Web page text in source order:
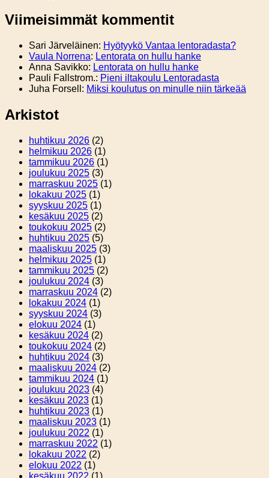
Viimeisimmät kommentit
Sari Järveläinen: Hyötyykö Vantaa lentoradasta?
Vaula Norrena: Lentorata on hullu hanke
Anna Savikko: Lentorata on hullu hanke
Pauli Fallstrom.: Pieni iltakoulu Lentoradasta
Juha Forsell : Miksi koulutus on minulle niin tärkeää
Arkistot
huhtikuu 2026 (2)
helmikuu 2026 (1)
tammikuu 2026 (1)
joulukuu 2025 (3)
marraskuu 2025 (1)
lokakuu 2025 (1)
syyskuu 2025 (1)
kesäkuu 2025 (2)
toukokuu 2025 (2)
huhtikuu 2025 (5)
maaliskuu 2025 (3)
helmikuu 2025 (1)
tammikuu 2025 (2)
joulukuu 2024 (3)
marraskuu 2024 (2)
lokakuu 2024 (1)
syyskuu 2024 (3)
elokuu 2024 (1)
kesäkuu 2024 (2)
toukokuu 2024 (2)
huhtikuu 2024 (3)
maaliskuu 2024 (2)
tammikuu 2024 (1)
joulukuu 2023 (4)
kesäkuu 2023 (1)
huhtikuu 2023 (1)
maaliskuu 2023 (1)
joulukuu 2022 (1)
marraskuu 2022 (1)
lokakuu 2022 (2)
elokuu 2022 (1)